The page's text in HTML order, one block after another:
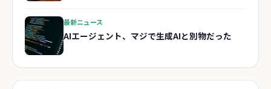
最新ニュース
AIエージェント、マジで生成AIと別物だった